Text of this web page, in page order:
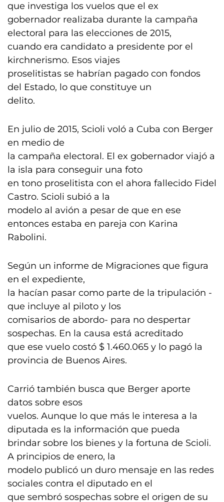
que investiga los vuelos que el ex
gobernador realizaba durante la campaña
electoral para las elecciones de 2015,
cuando era candidato a presidente por el
kirchnerismo. Esos viajes
proselitistas se habrían pagado con fondos
del Estado, lo que constituye un
delito.
En julio de 2015, Scioli voló a Cuba con Berger
en medio de
la campaña electoral. El ex gobernador viajó a
la isla para conseguir una foto
en tono proselitista con el ahora fallecido Fidel
Castro. Scioli subió a la
modelo al avión a pesar de que en ese
entonces estaba en pareja con Karina
Rabolini.
Según un informe de Migraciones que figura
en el expediente,
la hacían pasar como parte de la tripulación -
que incluye al piloto y los
comisarios de abordo- para no despertar
sospechas. En la causa está acreditado
que ese vuelo costó $ 1.460.065 y lo pagó la
provincia de Buenos Aires.
Carrió también busca que Berger aporte
datos sobre esos
vuelos. Aunque lo que más le interesa a la
diputada es la información que pueda
brindar sobre los bienes y la fortuna de Scioli.
A principios de enero, la
modelo publicó un duro mensaje en las redes
sociales contra el diputado en el
que sembró sospechas sobre el origen de su